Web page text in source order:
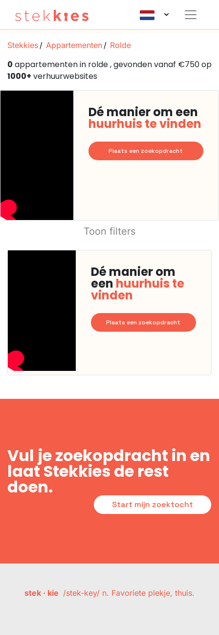
Stekkies Appartementen Rolde
0 appartementen in rolde , gevonden vanaf €750 op
1000+ verhuurwebsites
Dé manier om een
huurhuis te vinden
Plaats een zoekopdracht
Toon filters
Dé manier om
een huurhuis te
vinden
Plaats een zoekopdracht
Vul je zoekopdracht in en
laat Stekkies de rest
doen.
Start mijn zoektocht
stek · kie /stek-key/ n. Favoriete plekje, thuis.